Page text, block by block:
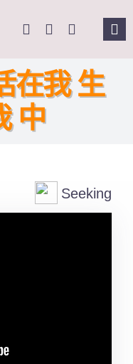
在我 生
中
Seeking